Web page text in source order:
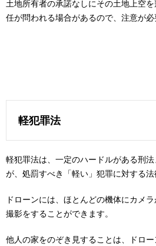
土地所有者の承諾なしにその土地上空
任が問われる場合があるので、注意が必
軽犯罪法
軽犯罪法は、一定のハードルがある刑
が、処罰すべき「軽い」犯罪に対する法
ドローンには、ほとんどの機体にカメ
撮影をすることができます。
他人の家をのぞき見することは、ドロー